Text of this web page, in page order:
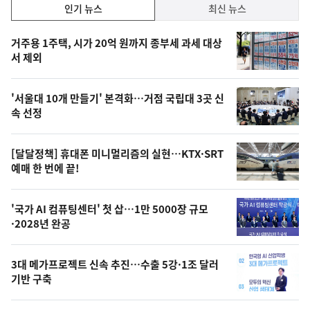
기,
최
신,
오
늘
의
영
상
오
의
사
진
인기 뉴스 최신 뉴스
기
뉴
스
거주용 1주택, 시가 20억 원까지 종부세 과세 대상
서 제외
'서울대 10개 만들기' 본격화…거점 국립대 3곳 신
속 선정
[달달정책] 휴대폰 미니멀리즘의 실현…KTX·SRT
예매 한 번에 끝!
'국가 AI 컴퓨팅센터' 첫 삽…1만 5000장 규모
·2028년 완공
3대 메가프로젝트 신속 추진…수출 5강·1조 달러
기반 구축